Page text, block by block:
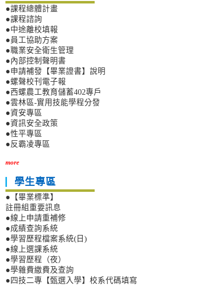
●課程總體計畫
●課程諮詢
●中途離校填報
●員工協助方案
●職業安全衛生管理
●內部控制聲明書
●申請補發【畢業證書】說明
●螺聲校刊電子報
●西螺農工教育儲蓄402專戶
●雲林區-實用技能學程分發
●資安專區
●資訊安全政策
●性平專區
●反霸凌專區
more
學生專區
●【畢業標準】
註冊組重要訊息
●線上申請重補修
●成績查詢系統
●學習歷程檔案系統(日)
●線上選課系統
●學習歷程（夜）
●學雜費繳費及查詢
●四技二專【甄選入學】校系代碼填寫